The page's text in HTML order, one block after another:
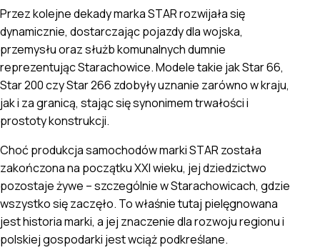
Przez kolejne dekady marka STAR rozwijała się
dynamicznie, dostarczając pojazdy dla wojska,
przemysłu oraz służb komunalnych dumnie
reprezentując Starachowice. Modele takie jak Star 66,
Star 200 czy Star 266 zdobyły uznanie zarówno w kraju,
jak i za granicą, stając się synonimem trwałości i
prostoty konstrukcji.
Choć produkcja samochodów marki STAR została
zakończona na początku XXI wieku, jej dziedzictwo
pozostaje żywe – szczególnie w Starachowicach, gdzie
wszystko się zaczęło. To właśnie tutaj pielęgnowana
jest historia marki, a jej znaczenie dla rozwoju regionu i
polskiej gospodarki jest wciąż podkreślane.